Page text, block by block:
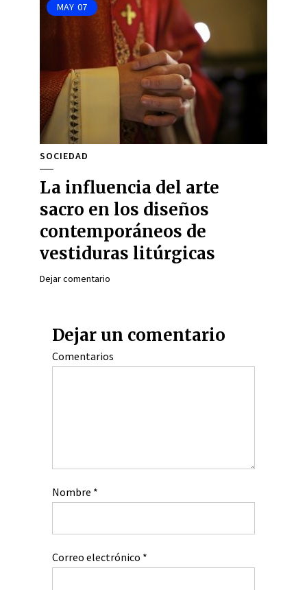
MAY 07
SOCIEDAD
La influencia del arte
sacro en los diseños
contemporáneos de
vestiduras litúrgicas
Dejar comentario
Dejar un comentario
Comentarios
Nombre *
Correo electrónico *